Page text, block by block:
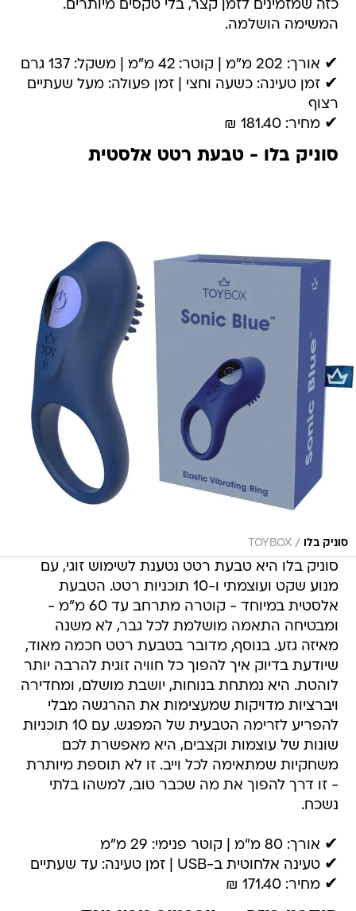
כזה שמזמינים לזמן קצר, בלי טקסים מיותרים.
המשימה הושלמה.
✔ אורך: 202 מ"מ | קוטר: 42 מ"מ | משקל: 137 גרם
✔ זמן טעינה: כשעה וחצי | זמן פעולה: מעל שעתיים
רצוף
✔ מחיר: 181.40 ₪
סוניק בלו - טבעת רטט אלסטית
סוניק בלו /
TOYBOX
סוניק בלו היא טבעת רטט נטענת לשימוש זוגי, עם
מנוע שקט ועוצמתי ו-10 תוכניות רטט. הטבעת
אלסטית במיוחד - קוטרה מתרחב עד 60 מ"מ -
ומבטיחה התאמה מושלמת לכל גבר, לא משנה
מאיזה גזע. בנוסף, מדובר בטבעת רטט חכמה מאוד,
שיודעת בדיוק איך להפוך כל חוויה זוגית להרבה יותר
לוהטת. היא נמתחת בנוחות, יושבת מושלם, ומחדירה
ויברציות מדויקות שמעצימות את ההרגשה מבלי
להפריע לזרימה הטבעית של המפגש. עם 10 תוכניות
שונות של עוצמות וקצבים, היא מאפשרת לכם
משחקיות שמתאימה לכל וייב. זו לא תוספת מיותרת
- זו דרך להפוך את מה שכבר טוב, למשהו בלתי
נשכח.
✔ אורך: 80 מ"מ | קוטר פנימי: 29 מ"מ
✔ טעינה אלחוטית ב-USB | זמן טעינה: עד שעתיים
✔ מחיר: 171.40 ₪